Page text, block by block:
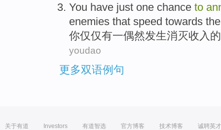
You have just one chance to
enemies that speed towards
你仅仅有一偶然发生消灭收入 的
youdao
更多双语例句
关于有道 Investors 有道智选 官方博客 技术博客 诚聘英才